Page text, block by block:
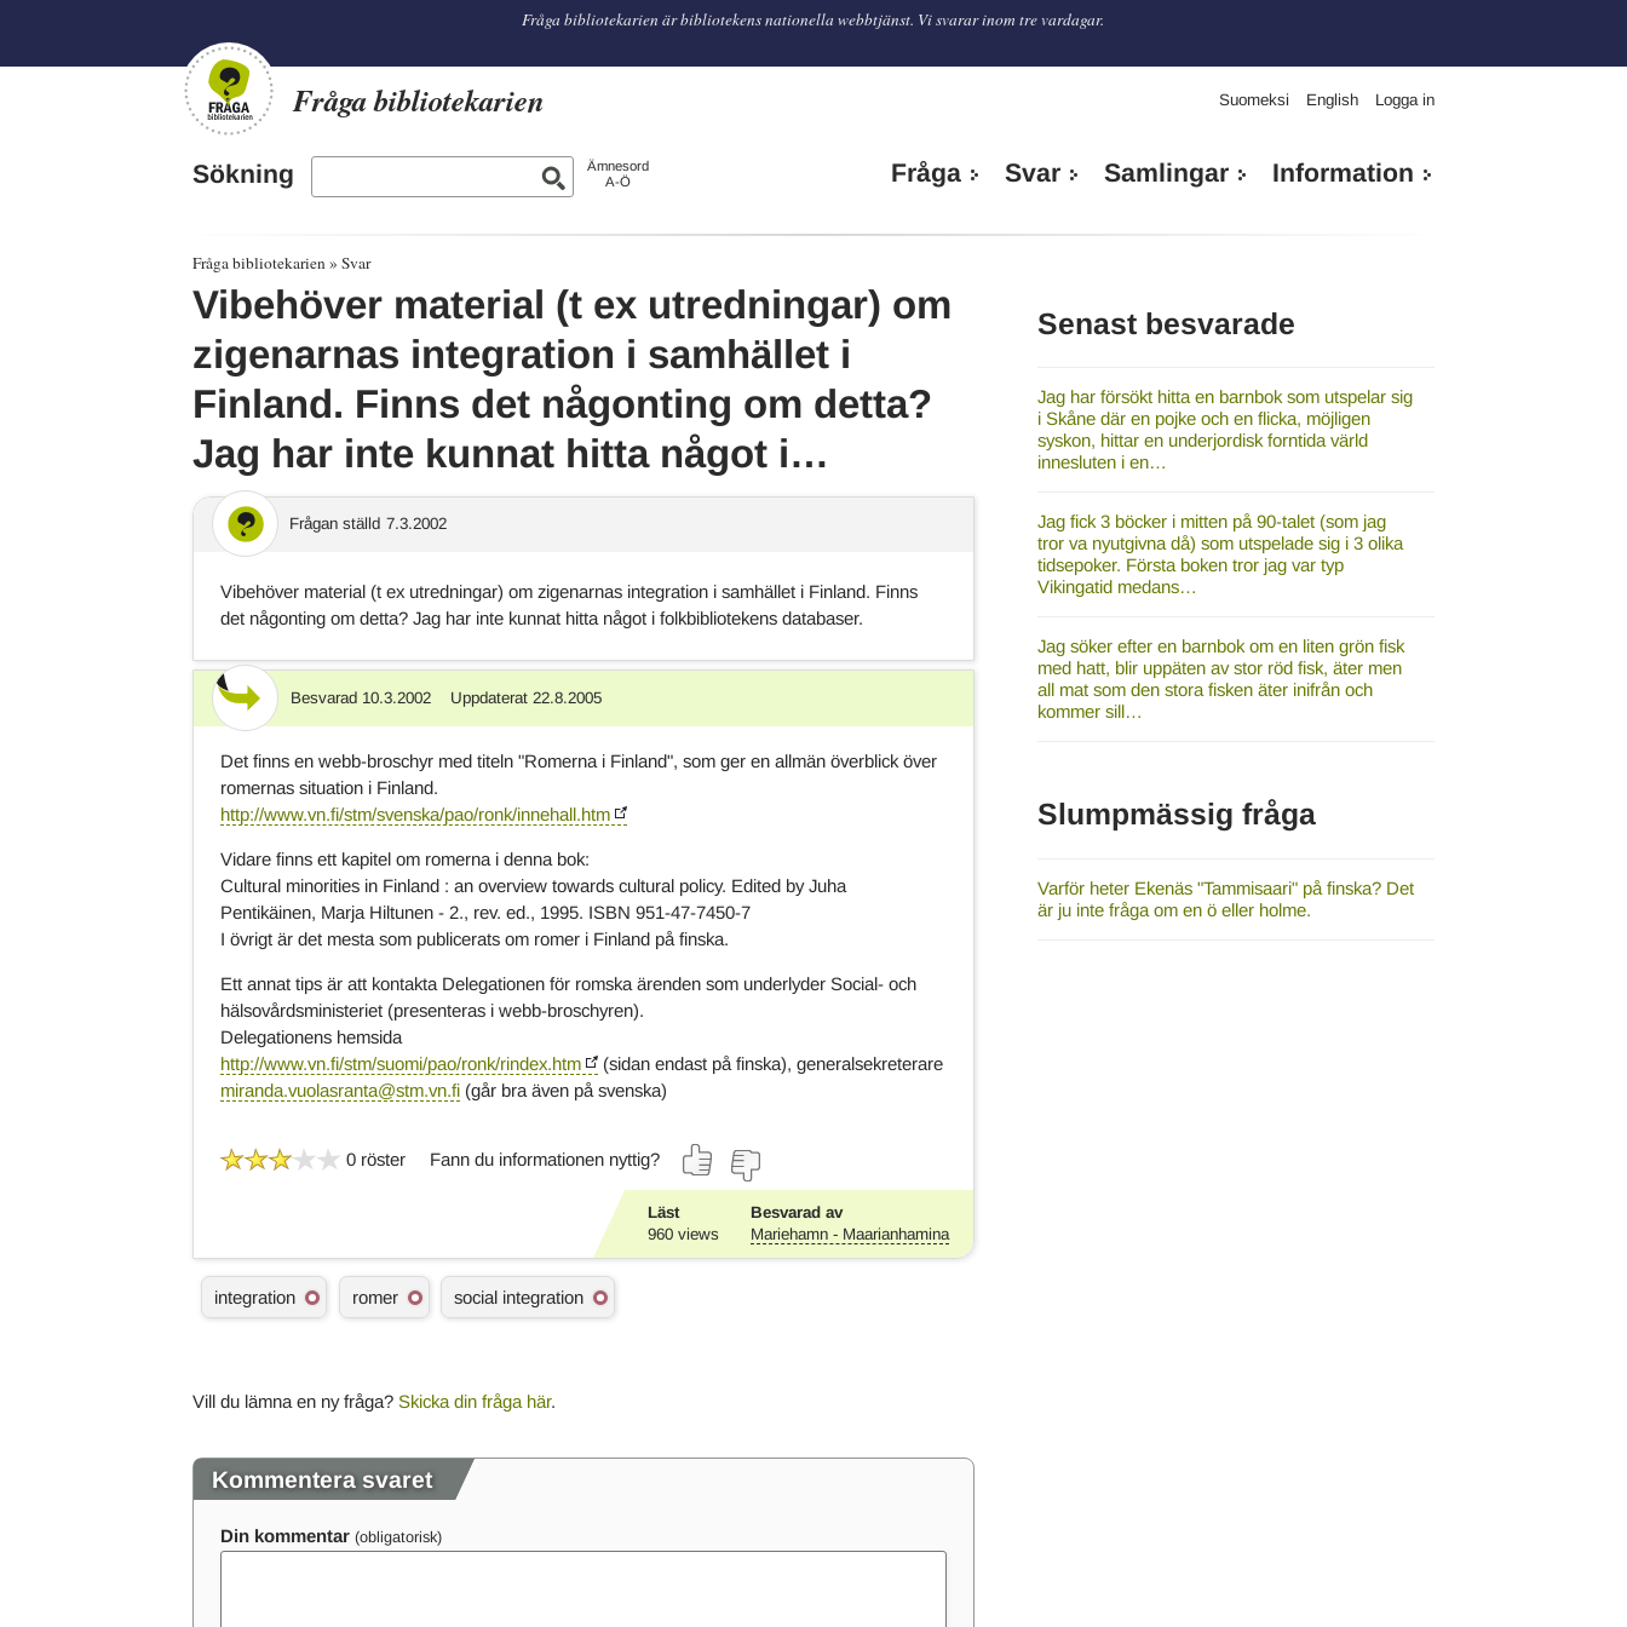
Fråga bibliotekarien är bibliotekens nationella webbtjänst. Vi svarar inom tre vardagar.
Fråga bibliotekarien Suomeksi English Logga in
Sökning
Ämnesord
A-Ö
Fråga Svar Samlingar Information
Fråga bibliotekarien Svar
Vibehöver material (t ex utredningar) om
zigenarnas integration i samhället i
Finland. Finns det någonting om detta?
Jag har inte kunnat hitta något i…
Frågan ställd 7.3.2002
Vibehöver material (t ex utredningar) om zigenarnas integration i samhället i Finland. Finns
det någonting om detta? Jag har inte kunnat hitta något i folkbibliotekens databaser.
Svar Besvarad 10.3.2002 Uppdaterat 22.8.2005
Det finns en webb-broschyr med titeln "Romerna i Finland", som ger en allmän överblick över
romernas situation i Finland.
http://www.vn.fi/stm/svenska/pao/ronk/innehall.htm
Vidare finns ett kapitel om romerna i denna bok:
Cultural minorities in Finland : an overview towards cultural policy. Edited by Juha
Pentikäinen, Marja Hiltunen - 2., rev. ed., 1995. ISBN 951-47-7450-7
I övrigt är det mesta som publicerats om romer i Finland på finska.
Ett annat tips är att kontakta Delegationen för romska ärenden som underlyder Social- och
hälsovårdsministeriet (presenteras i webb-broschyren).
Delegationens hemsida
http://www.vn.fi/stm/suomi/pao/ronk/rindex.htm
(sidan endast på finska), generalsekreterare
miranda.vuolasranta@stm.vn.fi (går bra även på svenska)
0 röster Fann du informationen nyttig?
Läst
960views
Besvarad av
Mariehamn - Maarianhamina
Ä
m
o
integration romer social integration
Vill du lämna en ny fråga? Skicka din fråga här.
Kommentera svaret
Din kommentar
Senast besvarade
Jag har försökt hitta en barnbok som utspelar sig
i Skåne där en pojke och en flicka, möjligen
syskon, hittar en underjordisk forntida värld
innesluten i en…
Jag fick 3 böcker i mitten på 90-talet (som jag
tror va nyutgivna då) som utspelade sig i 3 olika
tidsepoker. Första boken tror jag var typ
Vikingatid medans…
Jag söker efter en barnbok om en liten grön fisk
med hatt, blir uppäten av stor röd fisk, äter men
all mat som den stora fisken äter inifrån och
kommer sill…
Slumpmässig fråga
Varför heter Ekenäs "Tammisaari" på finska? Det
är ju inte fråga om en ö eller holme.